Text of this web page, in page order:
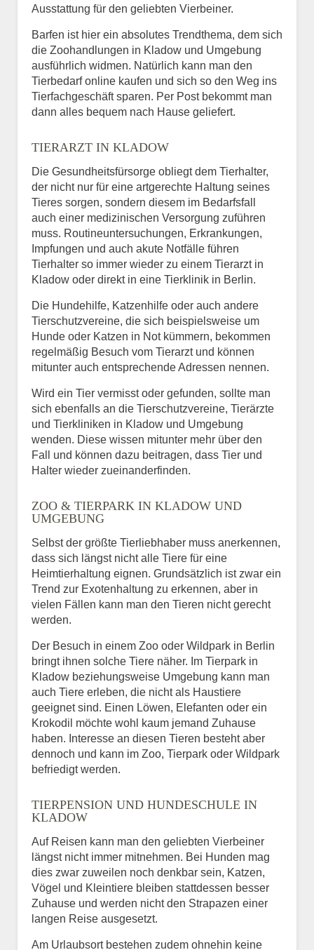
Ausstattung für den geliebten Vierbeiner.
Barfen ist hier ein absolutes Trendthema, dem sich
die Zoohandlungen in Kladow und Umgebung
ausführlich widmen. Natürlich kann man den
Tierbedarf online kaufen und sich so den Weg ins
Tierfachgeschäft sparen. Per Post bekommt man
dann alles bequem nach Hause geliefert.
TIERARZT IN KLADOW
Die Gesundheitsfürsorge obliegt dem Tierhalter,
der nicht nur für eine artgerechte Haltung seines
Tieres sorgen, sondern diesem im Bedarfsfall
auch einer medizinischen Versorgung zuführen
muss. Routineuntersuchungen, Erkrankungen,
Impfungen und auch akute Notfälle führen
Tierhalter so immer wieder zu einem Tierarzt in
Kladow oder direkt in eine Tierklinik in Berlin.
Die Hundehilfe, Katzenhilfe oder auch andere
Tierschutzvereine, die sich beispielsweise um
Hunde oder Katzen in Not kümmern, bekommen
regelmäßig Besuch vom Tierarzt und können
mitunter auch entsprechende Adressen nennen.
Wird ein Tier vermisst oder gefunden, sollte man
sich ebenfalls an die Tierschutzvereine, Tierärzte
und Tierkliniken in Kladow und Umgebung
wenden. Diese wissen mitunter mehr über den
Fall und können dazu beitragen, dass Tier und
Halter wieder zueinanderfinden.
ZOO & TIERPARK IN KLADOW UND
UMGEBUNG
Selbst der größte Tierliebhaber muss anerkennen,
dass sich längst nicht alle Tiere für eine
Heimtierhaltung eignen. Grundsätzlich ist zwar ein
Trend zur Exotenhaltung zu erkennen, aber in
vielen Fällen kann man den Tieren nicht gerecht
werden.
Der Besuch in einem Zoo oder Wildpark in Berlin
bringt ihnen solche Tiere näher. Im Tierpark in
Kladow beziehungsweise Umgebung kann man
auch Tiere erleben, die nicht als Haustiere
geeignet sind. Einen Löwen, Elefanten oder ein
Krokodil möchte wohl kaum jemand Zuhause
haben. Interesse an diesen Tieren besteht aber
dennoch und kann im Zoo, Tierpark oder Wildpark
befriedigt werden.
TIERPENSION UND HUNDESCHULE IN
KLADOW
Auf Reisen kann man den geliebten Vierbeiner
längst nicht immer mitnehmen. Bei Hunden mag
dies zwar zuweilen noch denkbar sein, Katzen,
Vögel und Kleintiere bleiben stattdessen besser
Zuhause und werden nicht den Strapazen einer
langen Reise ausgesetzt.
Am Urlaubsort bestehen zudem ohnehin keine